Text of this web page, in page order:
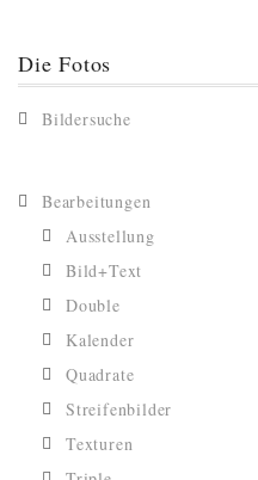
Die Fotos
Bildersuche
Bearbeitungen
Ausstellung
Bild+Text
Double
Kalender
Quadrate
Streifenbilder
Texturen